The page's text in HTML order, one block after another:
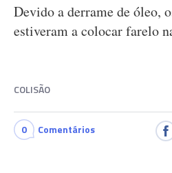
Devido a derrame de óleo,
estiveram a colocar farelo
COLISÃO
0 Comentários